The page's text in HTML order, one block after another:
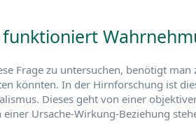
Frage zu untersuchen, benötigt
könnten. In der Hirnforschung ist
Dieses geht von einer
einer Ursache-Wirkung-Beziehung